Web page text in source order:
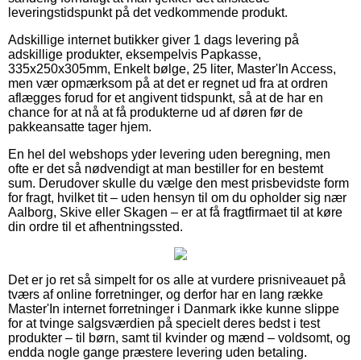
leveringstidspunkt på det vedkommende produkt.
Adskillige internet butikker giver 1 dags levering på
adskillige produkter, eksempelvis Papkasse,
335x250x305mm, Enkelt bølge, 25 liter, Master'In Access,
men vær opmærksom på at det er regnet ud fra at ordren
aflægges forud for et angivent tidspunkt, så at de har en
chance for at nå at få produkterne ud af døren før de
pakkeansatte tager hjem.
En hel del webshops yder levering uden beregning, men
ofte er det så nødvendigt at man bestiller for en bestemt
sum. Derudover skulle du vælge den mest prisbevidste form
for fragt, hvilket tit – uden hensyn til om du opholder sig nær
Aalborg, Skive eller Skagen – er at få fragtfirmaet til at køre
din ordre til et afhentningssted.
Det er jo ret så simpelt for os alle at vurdere prisniveauet på
tværs af online forretninger, og derfor har en lang række
Master'In internet forretninger i Danmark ikke kunne slippe
for at tvinge salgsværdien på specielt deres bedst i test
produkter – til børn, samt til kvinder og mænd – voldsomt, og
endda nogle gange præstere levering uden betaling.